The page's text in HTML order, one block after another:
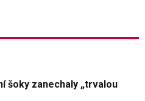
šoky zanechaly „trvalou